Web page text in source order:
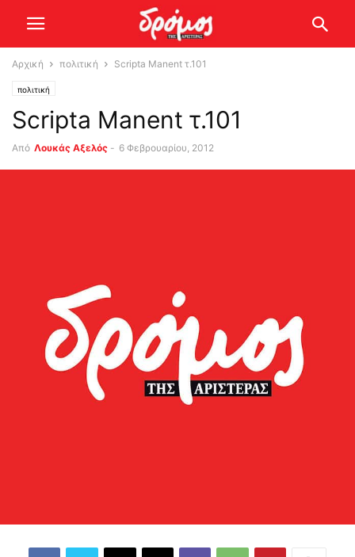
Αρχική πολιτική Scripta Manent τ.101
πολιτική
Scripta Manent τ.101
Από Λουκάς Αξελός - 6 Φεβρουαρίου, 2012